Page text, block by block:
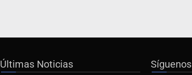
Últimas Noticias Síguenos